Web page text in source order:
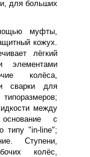
для больших
муфты,
кожух.
лёгкий
элементами
колёса,
сварки для
между
с
типу "in-line";
Ступени,
колёс,